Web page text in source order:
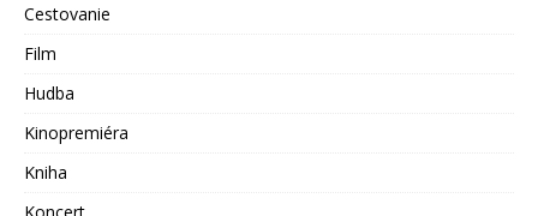
Cestovanie
Film
Hudba
Kinopremiéra
Kniha
Koncert